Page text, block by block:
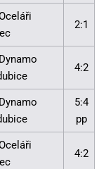
2:1
4:2
5:4
pp
4:2